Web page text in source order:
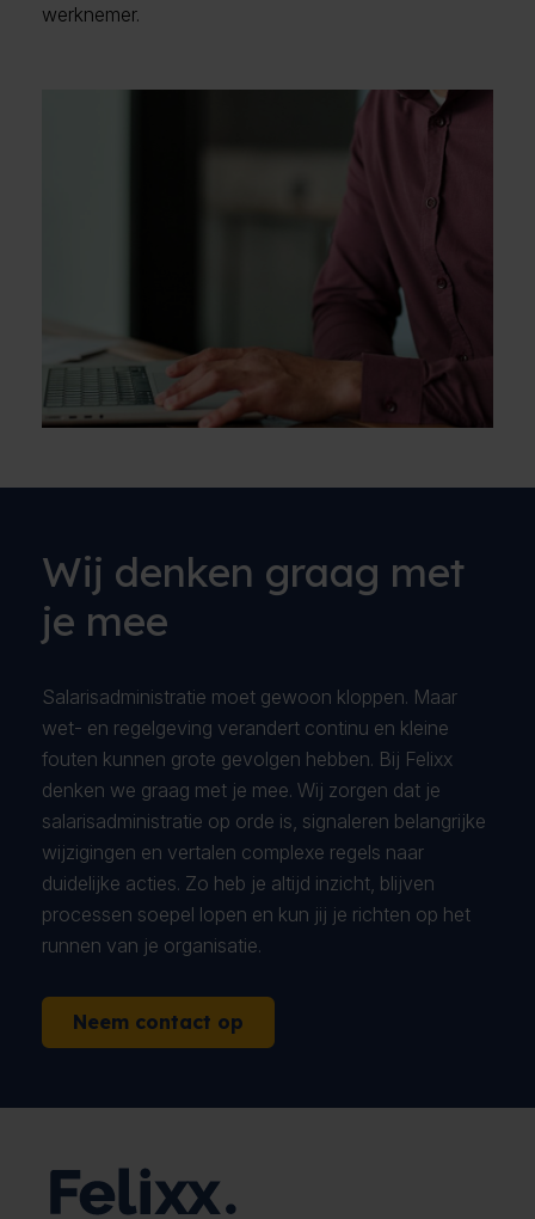
werknemer.
Wij denken graag met
je mee
Salarisadministratie moet gewoon kloppen. Maar
wet- en regelgeving verandert continu en kleine
fouten kunnen grote gevolgen hebben. Bij Felixx
denken we graag met je mee. Wij zorgen dat je
salarisadministratie op orde is, signaleren belangrijke
wijzigingen en vertalen complexe regels naar
duidelijke acties. Zo heb je altijd inzicht, blijven
processen soepel lopen en kun jij je richten op het
runnen van je organisatie.
Neem contact op